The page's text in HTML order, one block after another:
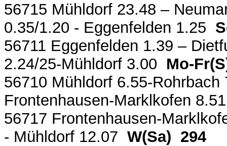
56715 Mühldorf 23.48 –
0.35/1.20 - Eggenfelden 1.25
56711 Eggenfelden 1.39 –
2.24/25-Mühldorf 3.00 Mo-
56710 Mühldorf 6.55-
Frontenhausen-Marklkofen
56717 Frontenhausen-
- Mühldorf 12.07 W(Sa) 294